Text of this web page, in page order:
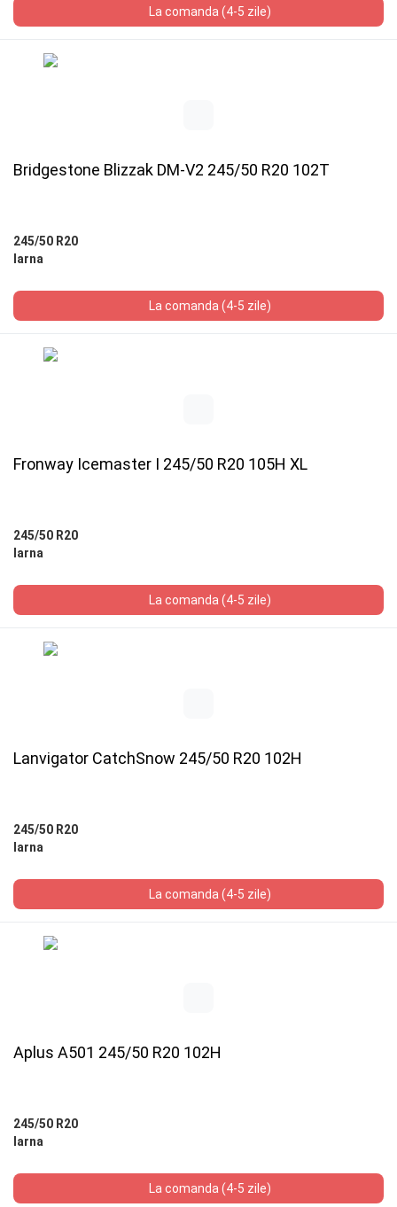
La comanda (4-5 zile)
Bridgestone Blizzak DM-V2 245/50 R20 102T
245/50 R20
Iarna
La comanda (4-5 zile)
Fronway Icemaster I 245/50 R20 105H XL
245/50 R20
Iarna
La comanda (4-5 zile)
Lanvigator CatchSnow 245/50 R20 102H
245/50 R20
Iarna
La comanda (4-5 zile)
Aplus A501 245/50 R20 102H
245/50 R20
Iarna
La comanda (4-5 zile)